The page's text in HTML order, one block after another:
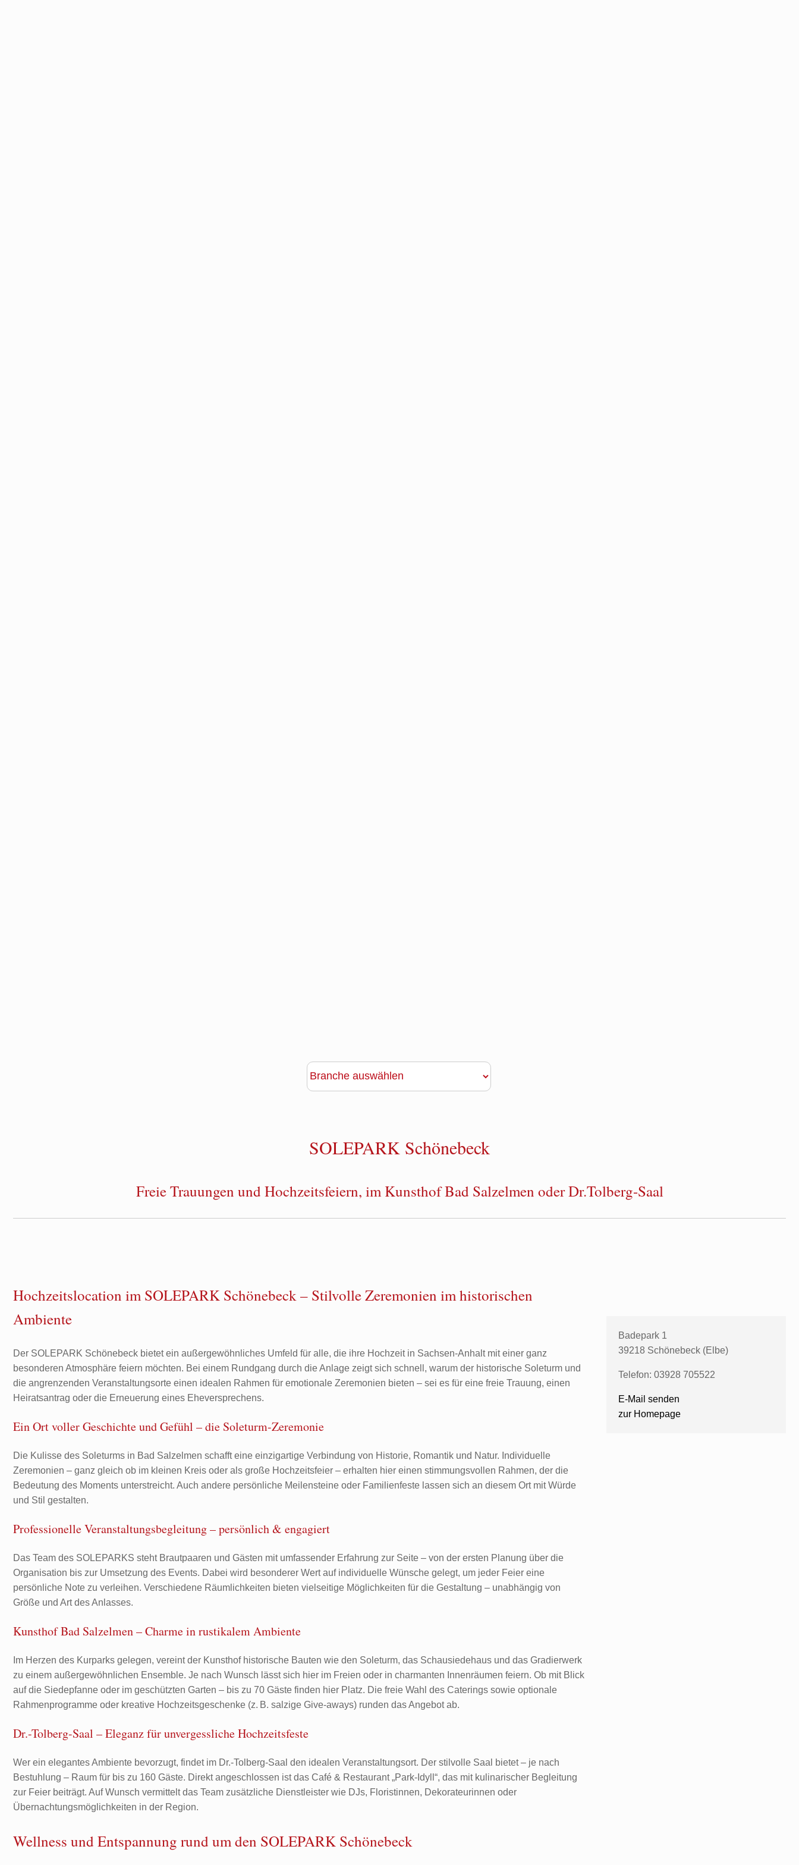
SOLEPARK Schönebeck
Freie Trauungen und Hochzeitsfeiern, im Kunsthof Bad Salzelmen oder Dr.Tolberg-Saal
Hochzeitslocation im SOLEPARK Schönebeck – Stilvolle Zeremonien im historischen
Ambiente
Der SOLEPARK Schönebeck bietet ein außergewöhnliches Umfeld für alle, die ihre Hochzeit in Sachsen-Anhalt mit einer ganz
besonderen Atmosphäre feiern möchten. Bei einem Rundgang durch die Anlage zeigt sich schnell, warum der historische Soleturm und
die angrenzenden Veranstaltungsorte einen idealen Rahmen für emotionale Zeremonien bieten – sei es für eine freie Trauung, einen
Heiratsantrag oder die Erneuerung eines Eheversprechens.
Ein Ort voller Geschichte und Gefühl – die Soleturm-Zeremonie
Die Kulisse des Soleturms in Bad Salzelmen schafft eine einzigartige Verbindung von Historie, Romantik und Natur. Individuelle
Zeremonien – ganz gleich ob im kleinen Kreis oder als große Hochzeitsfeier – erhalten hier einen stimmungsvollen Rahmen, der die
Bedeutung des Moments unterstreicht. Auch andere persönliche Meilensteine oder Familienfeste lassen sich an diesem Ort mit Würde
und Stil gestalten.
Professionelle Veranstaltungsbegleitung – persönlich & engagiert
Das Team des SOLEPARKS steht Brautpaaren und Gästen mit umfassender Erfahrung zur Seite – von der ersten Planung über die
Organisation bis zur Umsetzung des Events. Dabei wird besonderer Wert auf individuelle Wünsche gelegt, um jeder Feier eine
persönliche Note zu verleihen. Verschiedene Räumlichkeiten bieten vielseitige Möglichkeiten für die Gestaltung – unabhängig von
Größe und Art des Anlasses.
Kunsthof Bad Salzelmen – Charme in rustikalem Ambiente
Im Herzen des Kurparks gelegen, vereint der Kunsthof historische Bauten wie den Soleturm, das Schausiedehaus und das Gradierwerk
zu einem außergewöhnlichen Ensemble. Je nach Wunsch lässt sich hier im Freien oder in charmanten Innenräumen feiern. Ob mit Blick
auf die Siedepfanne oder im geschützten Garten – bis zu 70 Gäste finden hier Platz. Die freie Wahl des Caterings sowie optionale
Rahmenprogramme oder kreative Hochzeitsgeschenke (z. B. salzige Give-aways) runden das Angebot ab.
Dr.-Tolberg-Saal – Eleganz für unvergessliche Hochzeitsfeste
Wer ein elegantes Ambiente bevorzugt, findet im Dr.-Tolberg-Saal den idealen Veranstaltungsort. Der stilvolle Saal bietet – je nach
Bestuhlung – Raum für bis zu 160 Gäste. Direkt angeschlossen ist das Café & Restaurant „Park-Idyll“, das mit kulinarischer Begleitung
zur Feier beiträgt. Auf Wunsch vermittelt das Team zusätzliche Dienstleister wie DJs, Floristinnen, Dekorateurinnen oder
Übernachtungsmöglichkeiten in der Region.
Wellness und Entspannung rund um den SOLEPARK Schönebeck
Badepark 1
39218 Schönebeck (Elbe)
Telefon: 03928 705522
E-Mail senden
zur Homepage